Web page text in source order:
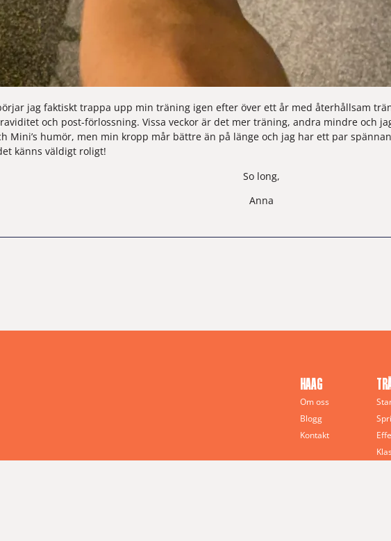
jag faktiskt trappa upp min träning igen efter över ett år med återhållsam
och post-förlossning. Vissa veckor är det mer träning, andra mindre och
Mini’s humör, men min kropp mår bättre än på länge och jag har ett par
känns väldigt roligt!
So long,
Anna
HAAG
Om oss
Blogg
Kontakt